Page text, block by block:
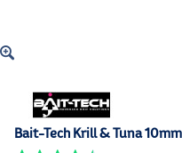
Bait-Tech Krill & Tuna